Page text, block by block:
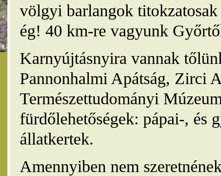
völgyi barlangok
ég! 40 km-re vagyunk
Karnyújtásnyira vannak
Pannonhalmi Apátság, Zirci
Természettudományi
fürdőlehetőségek: pápai-, és
állatkertek.
Amennyiben nem